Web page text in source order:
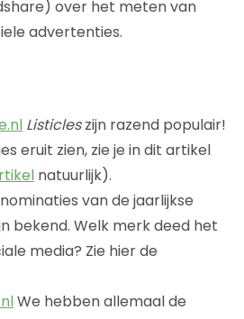
over het meten van
advertenties.
Listicleszijn razend populair!
eruit zien, zie je in dit artikel
natuurlijk).
van de jaarlijkse
bekend. Welk merk deed het
media? Zie hier de
We hebben allemaal de